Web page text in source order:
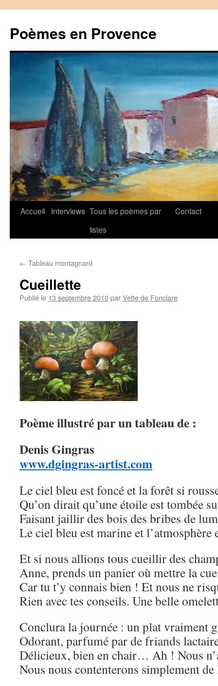
contenu
Poèmes en Provence
Accueil Interviews Tous les poèmes par
listes
Contact
← Tableau montagnard
Cueillette
Publié le 13 septembre 2010parVette de Fonclare
Poème illustré par un tableau de :
Denis Gingras
www.dgingras-artist.com
Le ciel bleu est foncé et la forêt si
Qu’on dirait qu’une étoile est tombée
Faisant jaillir des bois des bribes de
Le ciel bleu est marine et l’atmosphère
Et si nous allions tous cueillir des
Anne, prends un panier où mettre la
Car tu t’y connais bien ! Et nous ne
Rien avec tes conseils. Une belle
Conclura la journée : un plat vraiment
Odorant, parfumé par de friands
Délicieux, bien en chair… Ah ! Nous
Nous nous contenterons simplement